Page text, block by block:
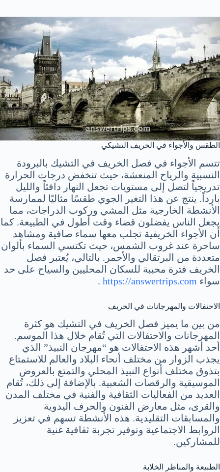
الطقس والأجواء في الخريف التشيكي
تتسم الأجواء في فصل الخريف في التشيك بالبرودة
النسبية والرياح المنعشة، حيث تنخفض درجات الحرارة
تدريجياً لتصل إلى مستويات تجعل النهار دافئاً والليل
بارداً. ينتج عن هذا التغير الجوي طقسًا مثاليًا لممارسة
الأنشطة الخارجية مثل المشي وركوب الدراجات، مما
يجعل الناس يفضلون قضاء وقت أطول في الطبيعة. كما
أن الأجواء الخريفية تجلب معها سماء صافية ومشاهد
ساحرة عند غروب الشمس، حيث تكتسي السماء بألوان
متعددة من البرتقالي والأحمر. بالتالي، يُعتبر فصل
الخريف فترة محببة للسكان المحليين والسياح على حد
سواء https://answertrips.com
.
الاحتفالات والمهرجانات في الخريف
من بين ما يميز فصل الخريف في التشيك هو كثرة
المهرجانات والاحتفالات التي تُقام خلال هذا الموسم.
أحد أشهر هذه الاحتفالات هو “مهرجان النبيذ” الذي
يجذب الزوار من مختلف أنحاء البلاد والعالم للاستمتاع
بتذوق مختلف أنواع النبيذ المحلي والتمتع بالعروض
الموسيقية والرقصات الشعبية. بالإضافة إلى ذلك، تُقام
العديد من الفعاليات الثقافية والفنية في مختلف المدن
والقرى، مثل معارض الفنون والحرف اليدوية
والمسابقات التقليدية. هذه الأنشطة تسهم في تعزيز
الروابط الاجتماعية وتوفير تجربة ثقافية غنية
للمشاركين.
الطبيعة والمناظر الخلابة